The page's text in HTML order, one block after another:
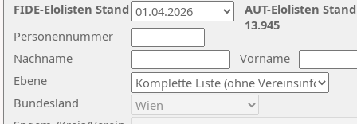
Nachname
Vorname
Ebene
Personennummer
Bundesland
AUT-Elolisten
13.945
FIDE-Elolisten Stand